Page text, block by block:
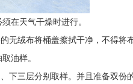
在天气干燥时进行。
无绒布将桶盖擦拭干净，不得将
油样。
下三层分别取样。并且准备双份